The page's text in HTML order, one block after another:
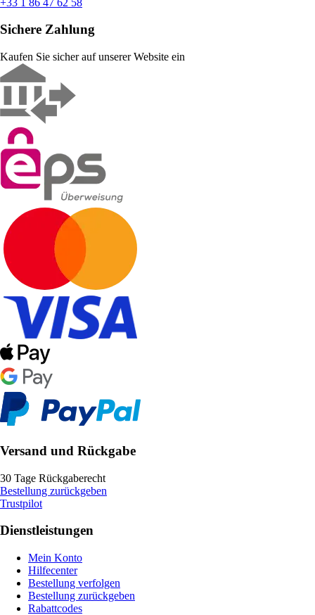
Sichere Zahlung
Kaufen Sie sicher auf unserer Website ein
Versand und Rückgabe
30 Tage Rückgaberecht
Bestellung zurückgeben
Trustpilot
Dienstleistungen
Mein Konto
Hilfecenter
Bestellung verfolgen
Bestellung zurückgeben
Rabattcodes